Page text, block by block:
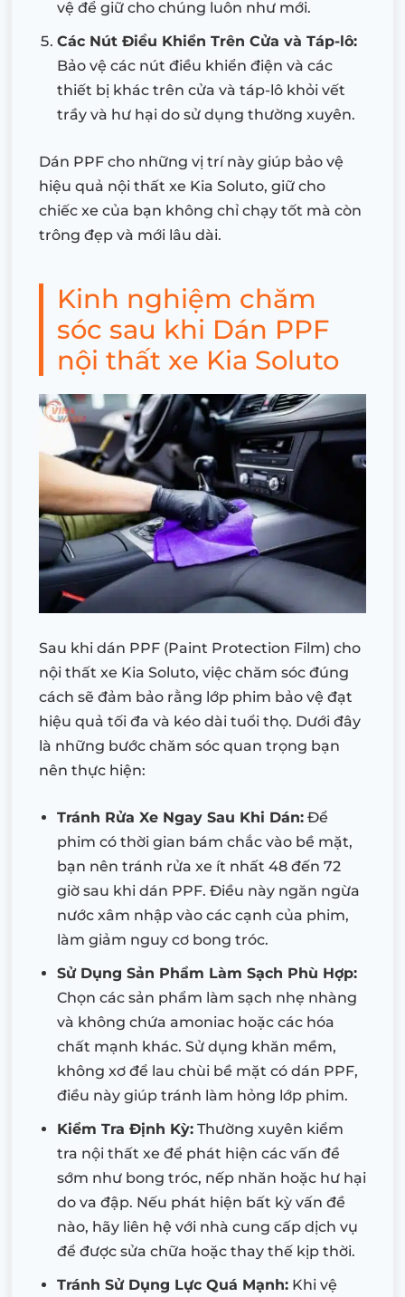
vệ để giữ cho chúng luôn như mới.
Các Nút Điều Khiển Trên Cửa và Táp-lô:
Bảo vệ các nút điều khiển điện và các
thiết bị khác trên cửa và táp-lô khỏi vết
trầy và hư hại do sử dụng thường xuyên.
Dán PPF cho những vị trí này giúp bảo vệ
hiệu quả nội thất xe Kia Soluto, giữ cho
chiếc xe của bạn không chỉ chạy tốt mà còn
trông đẹp và mới lâu dài.
Kinh nghiệm chăm
sóc sau khi Dán PPF
nội thất xe Kia Soluto
Sau khi dán PPF (Paint Protection Film) cho
nội thất xe Kia Soluto, việc chăm sóc đúng
cách sẽ đảm bảo rằng lớp phim bảo vệ đạt
hiệu quả tối đa và kéo dài tuổi thọ. Dưới đây
là những bước chăm sóc quan trọng bạn
nên thực hiện:
Tránh Rửa Xe Ngay Sau Khi Dán: Để
phim có thời gian bám chắc vào bề mặt,
bạn nên tránh rửa xe ít nhất 48 đến 72
giờ sau khi dán PPF. Điều này ngăn ngừa
nước xâm nhập vào các cạnh của phim,
làm giảm nguy cơ bong tróc.
Sử Dụng Sản Phẩm Làm Sạch Phù Hợp:
Chọn các sản phẩm làm sạch nhẹ nhàng
và không chứa amoniac hoặc các hóa
chất mạnh khác. Sử dụng khăn mềm,
không xơ để lau chùi bề mặt có dán PPF,
điều này giúp tránh làm hỏng lớp phim.
Kiểm Tra Định Kỳ: Thường xuyên kiểm
tra nội thất xe để phát hiện các vấn đề
sớm như bong tróc, nếp nhăn hoặc hư hại
do va đập. Nếu phát hiện bất kỳ vấn đề
nào, hãy liên hệ với nhà cung cấp dịch vụ
để được sửa chữa hoặc thay thế kịp thời.
Tránh Sử Dụng Lực Quá Mạnh: Khi vệ